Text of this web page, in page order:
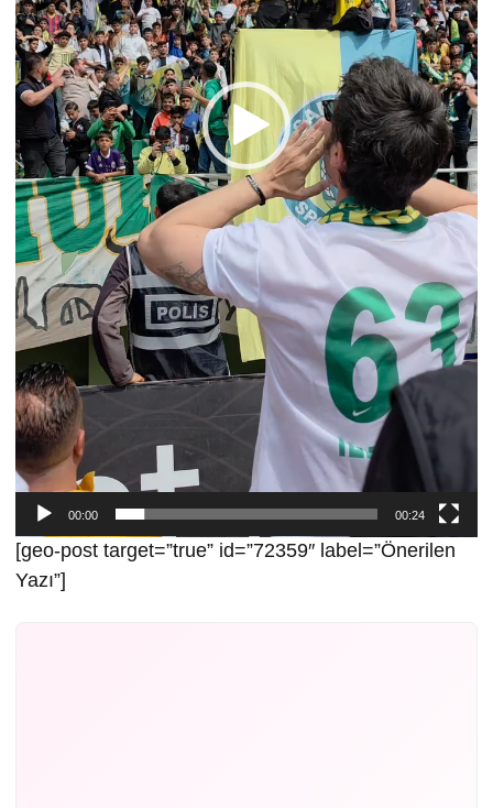
00:00 00:24
[geo-post target=”true” id=”72359″ label=”Önerilen
Yazı”]